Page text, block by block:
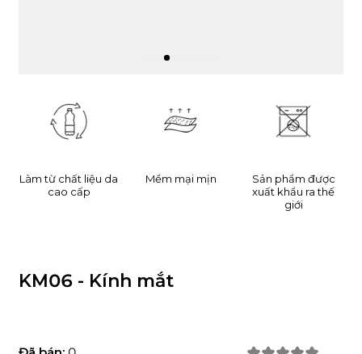
KM06 - Kính mắt
Sản phẩm được
xuất khẩu ra thế
giới
Mềm mại mịn
Làm từ chất liệu da
cao cấp